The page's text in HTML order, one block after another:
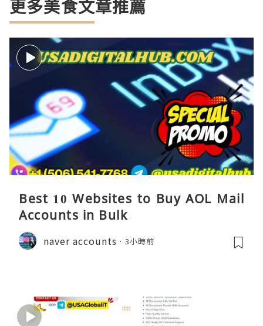
更多美食文章推薦
Best 10 Websites to Buy AOL Mail
Accounts in Bulk
naver accounts 3小時前